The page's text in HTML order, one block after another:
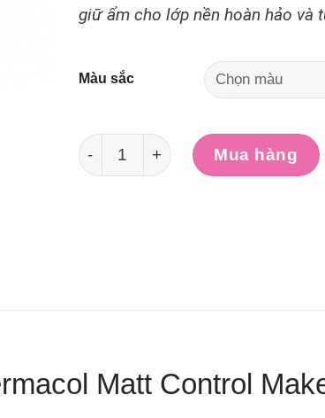
giữ ẩm cho lớp nền hoàn hảo và
Màu sắc
[Mua 1 tặng 1] Kem Nền Kiềm
Mua hàng
Matt Control